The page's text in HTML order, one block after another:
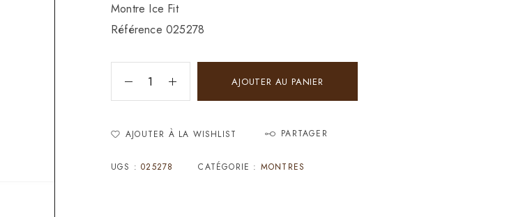
Montre Ice Fit
Référence 025278
AJOUTER AU PANIER
AJOUTER À LA WISHLIST PARTAGER
UGS :025278 CATÉGORIE : MONTRES